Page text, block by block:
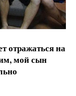
отражаться на
мой сын